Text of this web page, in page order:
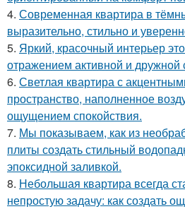
4. Современная квартира в
выразительно, стильно и
5. Яркий, красочный интерьер
отражением активной и дружной
6. Светлая квартира с
пространство, наполненное
ощущением спокойствия.
7. Мы показываем, как из
плиты создать стильный
эпоксидной заливкой.
8. Небольшая квартира всегда
непростую задачу: как создать